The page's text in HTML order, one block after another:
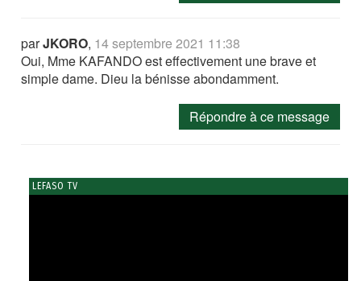
parJKORO, 14 septembre 2021 11:38
Oui, Mme KAFANDO est effectivement une brave et
simple dame. Dieu la bénisse abondamment.
Répondre à ce message
LEFASO TV